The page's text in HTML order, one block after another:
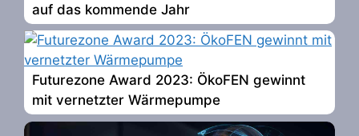
auf das kommende Jahr
Futurezone Award 2023: ÖkoFEN gewinnt
mit vernetzter Wärmepumpe